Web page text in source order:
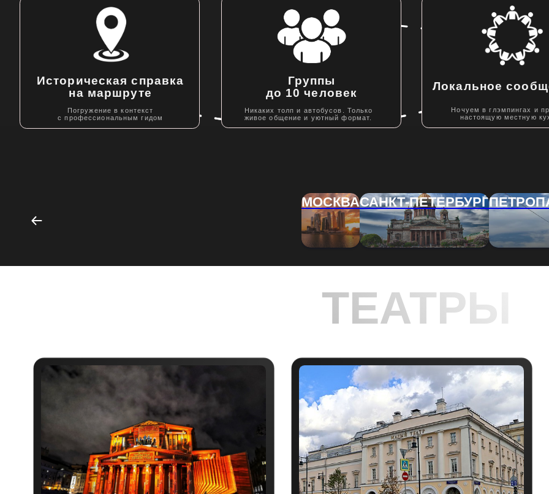
настоящую местную кухню.
живое общение и уютный формат.
МОСКВАСАНКТ-ПЕТЕРБУРГ
МАЛЫЙ ТЕАТР
БОЛЬШОЙ ТЕАТР
Читать